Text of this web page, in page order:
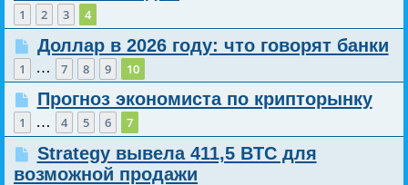
1 2 3 4
Доллар в 2026 году: что говорят банки
1 … 7 8 9 10
Прогноз экономиста по крипторынку
1 … 4 5 6 7
Strategy вывела 411,5 BTC для
возможной продажи